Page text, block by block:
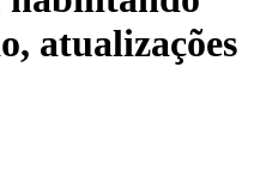
atualizações